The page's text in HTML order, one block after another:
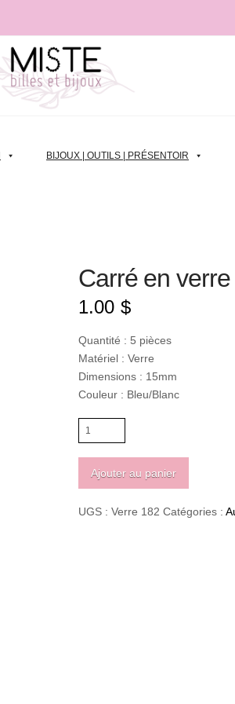
BIJOUX | OUTILS | PRÉSENTOIR
Carré en
1.00 $
Quantité : 5 pièces
Matériel : Verre
Dimensions : 15mm
Couleur : Bleu/Blanc
quantité
de
bleu/blanc
Ajouter au panier
UGS :Verre 182 Catégories :